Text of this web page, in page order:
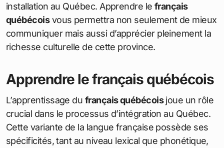
installation au Québec. Apprendre lefrançais
québécoisvous permettra non seulement de mieux
communiquer mais aussi d’apprécier pleinement la
richesse culturelle de cette province.
Apprendre le français québécois
L’apprentissage du français québécoisjoue un rôle
crucial dans le processus d’intégration au Québec.
Cette variante de la langue française possède ses
spécificités, tant au niveau lexical que phonétique,